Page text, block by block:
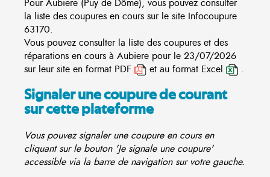
Pour Aubiere (Puy de Dôme), vous pouvez consulter
la liste des coupures en cours sur le site Infocoupure
63170.
Vous pouvez consulter la liste des coupures et des
réparations en cours à Aubiere pour le 23/07/2026
sur leur site en format PDF
et au format Excel .
Signaler une coupure de courant
sur cette plateforme
Vous pouvez signaler une coupure en cours en
cliquant sur le bouton 'Je signale une coupure'
accessible via la barre de navigation sur votre gauche.